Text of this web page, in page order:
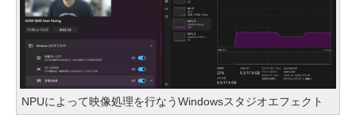
NPUによって映像処理を行なうWindowsスタジオエフェクト